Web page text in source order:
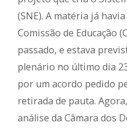
(SNE). A matéria já
Comissão de Educação
passado, e estava
plenário no último dia
por um acordo pedido
retirada de pauta.
análise da Câmara dos